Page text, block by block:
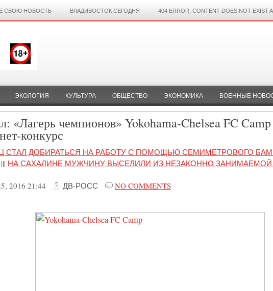
СВОЮ НОВОСТЬ ВЛАДИВОСТОК СЕГОДНЯ 404 ERROR, CONTENT DOES NOT EXIST
ЭКОЛОГИЯ КУЛЬТУРА ОБЩЕСТВО ЭКОНОМИКА ВОЕННЫЕ
«Лагерь чемпионов» Yokohama-Chelsea FC
конкурс
СТАЛ ДОБИРАТЬСЯ НА РАБОТУ С ПОМОЩЬЮ СЕМИМЕТРОВОГО
НА САХАЛИНЕ МУЖЧИНУ ВЫСЕЛИЛИ ИЗ НЕЗАКОННО ЗАНИМАЕМОЙ
2016 21:44 ДВ-РОСС NO COMMENTS